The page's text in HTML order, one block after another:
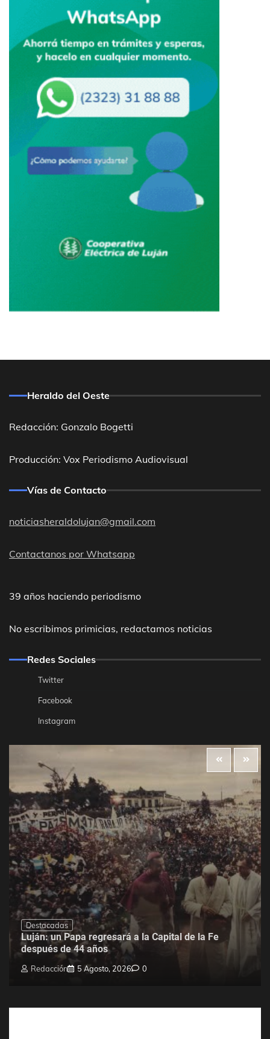
Heraldo del Oeste
Redacción: Gonzalo Bogetti
Producción: Vox Periodismo Audiovisual
Vías de Contacto
noticiasheraldolujan@gmail.com
Contactanos por Whatsapp
39 años haciendo periodismo
No escribimos primicias, redactamos noticias
Redes Sociales
Twitter
Facebook
Instagram
Destacadas
Luján: un Papa regresará a la Capital de la Fe
después de 44 años
Redacción 5 Agosto, 2026 0